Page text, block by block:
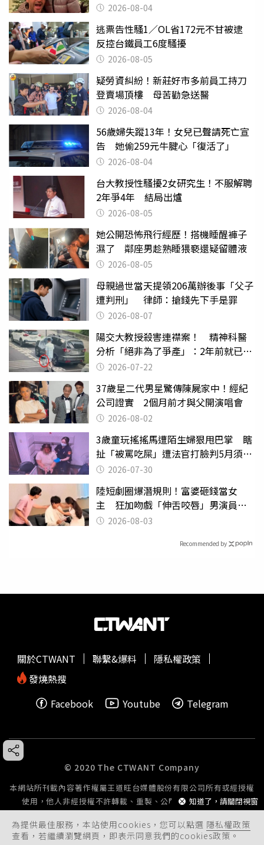
2026-08-04
逃票告性騷1／OL省172元不甘被逮
反控台鐵員工6度騷擾
2026-08-05
疑勞資糾紛！新莊好市多前員工持刀
登賣場頂樓 母苦勸急送醫
2026-08-04
56歲婦失蹤13年！女兒已聲請死亡宣
告 她偷259元牛腱心「復活了」
2026-08-04
台大教授性騷擾2女研究生！不服解聘
2年爭4年 結局出爐
2026-08-05
她公開恐怖飛行經歷！搭機睡醒褲子
濕了 鄰座男趁熟睡猥褻還疑留體液
2026-08-05
母親過世當天提領206萬辦後事「父子
遭判刑」 律師：搶錢先下手是罪
2026-08-07
陽交大教授殺害連襟案！ 精神科醫
分析「絕非為了爭產」：2年前就已言
行詭異
2026-07-22
37歲星二代男星驚傳陳屍家中！經紀
公司證實 2個月前才與父開演唱會
2026-08-02
3歲童玩搖搖馬遭陌生婦狠甩巴掌 瞎
扯「被罵吃屎」遭法官打臉判5月須入
監 2026-07-30
陸短劇圈爆潛規則！富婆砸錢當女
主 狂加吻戲「伸舌咬唇」男演員崩
潰 2026-08-03
Recommended by
為提供最佳服務，本站使用cookies，您可以點選 隱私權政策
查看，若繼續瀏覽網頁，即表示同意我們的cookies政策。
知道了，請關閉視窗
關於CTWANT 聯繫&爆料
隱私權政策
發燒熱搜
Facebook
Youtube Telegram
© 2020 The CTWANT Company
本網站所刊載內容著作權屬王道旺台媒體股份有限公司所有或經授權
使用，他人非經授權不許轉載、重製、公開播送或公開傳輸。